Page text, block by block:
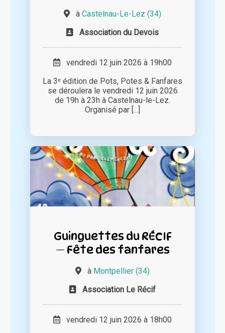
à Castelnau-Le-Lez (34)
Association du Devois
vendredi 12 juin 2026 à 19h00
La 3ᵉ édition de Pots, Potes & Fanfares
se déroulera le vendredi 12 juin 2026
de 19h à 23h à Castelnau-le-Lez.
Organisé par [...]
Guinguettes du RÉCIF
— Fête des fanfares
à Montpellier (34)
Association Le Récif
vendredi 12 juin 2026 à 18h00